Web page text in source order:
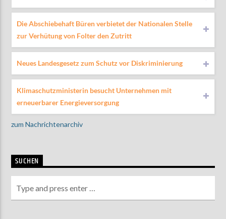
Die Abschiebehaft Büren verbietet der Nationalen Stelle
zur Verhütung von Folter den Zutritt
Neues Landesgesetz zum Schutz vor Diskriminierung
Klimaschutzministerin besucht Unternehmen mit
erneuerbarer Energieversorgung
zum Nachrichtenarchiv
SUCHEN